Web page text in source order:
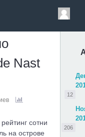
12
206
Nast
сотни
на острове